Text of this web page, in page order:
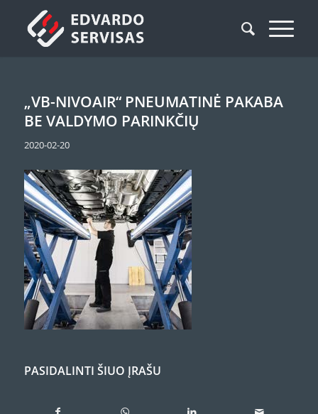
„VB-NIVOAIR“ PNEUMATINĖ PAKABA
BE VALDYMO PARINKČIŲ
2020-02-20
PASIDALINTI ŠIUO ĮRAŠU